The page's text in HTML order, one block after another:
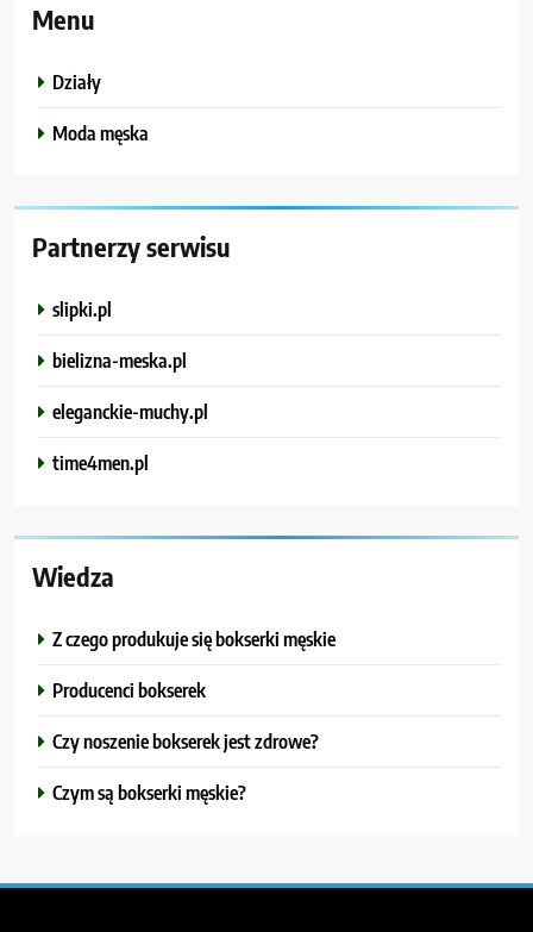
Menu
Działy
Moda męska
Partnerzy serwisu
slipki.pl
bielizna-meska.pl
eleganckie-muchy.pl
time4men.pl
Wiedza
Z czego produkuje się bokserki męskie
Producenci bokserek
Czy noszenie bokserek jest zdrowe?
Czym są bokserki męskie?